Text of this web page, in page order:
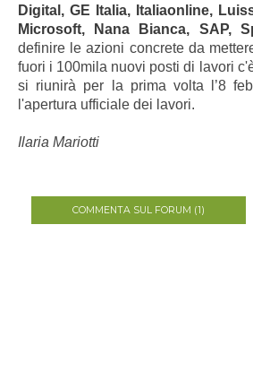
Digital, GE Italia, Italiaonline,
Microsoft, Nana Bianca, SAP,
definire le azioni concrete da
fuori i 100mila nuovi posti di lavori
si riunirà per la prima volta l’8
l'apertura ufficiale dei lavori.
Ilaria Mariotti
COMMENTA SUL FORUM (1)